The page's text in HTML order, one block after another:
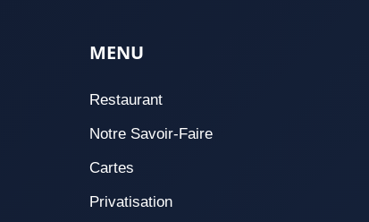
MENU
Restaurant
Notre Savoir-Faire
Cartes
Privatisation